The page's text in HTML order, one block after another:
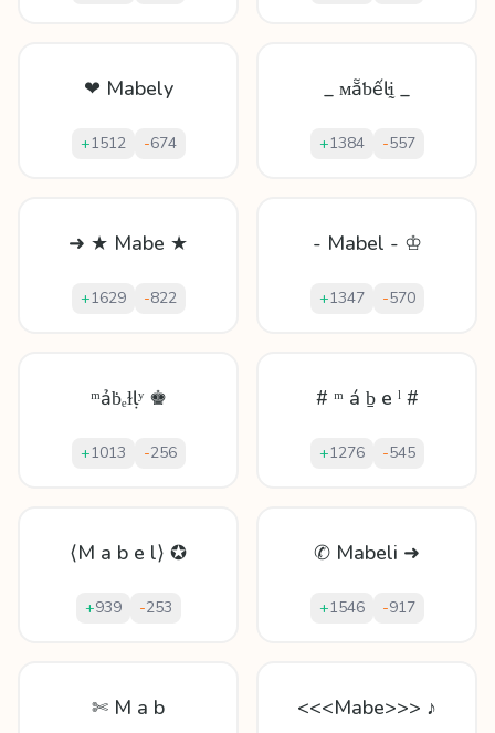
❤ Mabely
+1512 -674
_ ᴍẵƅếŀḭ _
+1384 -557
➜ ★ Mabe ★
+1629 -822
- Mabel - ♔
+1347 -570
ᵐảḃₑɫḷʸ ♚
+1013 -256
# ᵐ á ḇ e ˡ #
+1276 -545
⟨M a b e l⟩ ✪
+939 -253
✆ Mabeli ➜
+1546 -917
✄ M a b <<<Mabe>>> ♪